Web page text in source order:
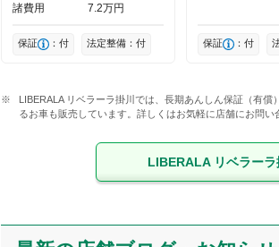
諸費用
7 2万円
保証 ：付 法定整備：付 保証 ：付
LIBERALA リベラーラ掛川では、長期あんしん保証（有
るお車も販売しています。詳しくはお気軽に店舗にお問い
LIBERALA リベラーラ